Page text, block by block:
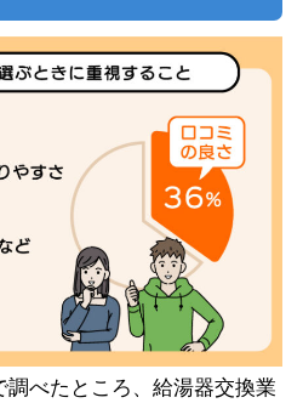
べたところ、給湯器交換業